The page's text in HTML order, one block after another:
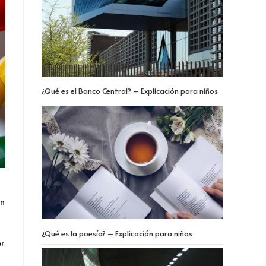
¿Qué es el Banco Central? – Explicación para niños
¿Qué es la poesía? – Explicación para niños